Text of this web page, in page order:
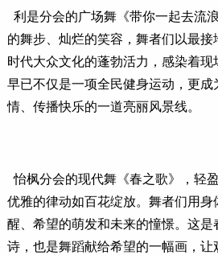
利是分会的广场舞《带你一起去流
的舞步、灿烂的笑容，舞者们以最
时代大众文化的蓬勃活力，感染着
早已不仅是一项全民健身运动，更
情、传播快乐的一道亮丽风景线。
怡枫分会的现代舞《春之歌》，轻
优雅的律动如百花绽放。舞者们用
醒、希望的萌发和未来的憧憬。这
诗，也是舞蹈献给希望的一幅画，